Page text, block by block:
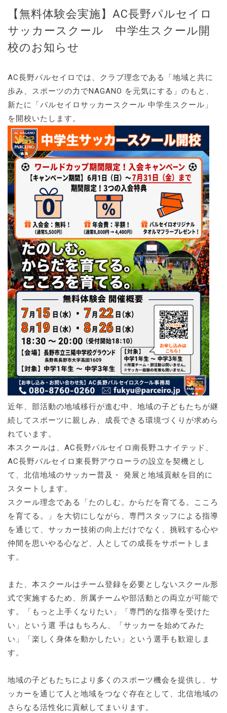
【無料体験会実施】AC長野パルセイロ
サッカースクール 中学⽣スクール開
校のお知らせ
AC⻑野パルセイロでは、クラブ理念である「地域と共に
歩み、スポーツの⼒でNAGANO を元気にする」のもと、
新たに「パルセイロサッカースクール 中学⽣スクール」
を開校いたします。
近年、部活動の地域移⾏が進む中、地域の⼦どもたちが継
続してスポーツに親しみ、成⻑できる環境づくりが求めら
れています。
本スクールは、AC⻑野パルセイロ南⻑野ユナイテッド、
AC⻑野パルセイロ東⻑野アウローラの設⽴を契機とし
て、北信地域のサッカー普及・ 発展と地域貢献を⽬的に
スタートします。
スクール理念である「たのしむ。からだを育てる。こころ
を育てる。」を⼤切にしながら、専⾨スタッフによる指導
を通じて、サッカー技術の向上だけでなく、挑戦する⼼や
仲間を思いやる⼼など、⼈としての成⻑をサポートしま
す。
また、本スクールはチーム登録を必要としないスクール形
式で実施するため、所属チームや部活動との両⽴が可能で
す。「もっと上⼿くなりたい」「専⾨的な指導を受けた
い」という選 ⼿はもちろん、「サッカーを始めてみた
い」「楽しく⾝体を動かしたい」という選⼿も歓迎しま
す。
地域の⼦どもたちにより多くのスポーツ機会を提供し、サ
ッカーを通じて⼈と地域をつなぐ存在として、北信地域の
さらなる活性化に貢献してまいります。